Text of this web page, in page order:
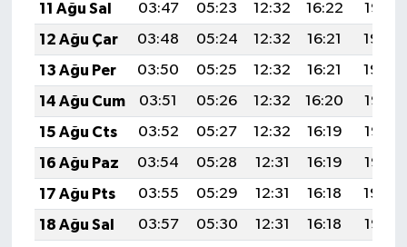
11 Ağu Sal
03:47 05:23 12:32 16:22
19:32
12 Ağu Çar
03:48 05:24 12:32 16:21
19:30
13 Ağu Per
03:50 05:25 12:32 16:21
19:29
14 Ağu Cum
03:51 05:26 12:32 16:20
19:28
15 Ağu Cts
03:52 05:27 12:32 16:19
19:26
16 Ağu Paz
03:54 05:28 12:31 16:19
19:25
17 Ağu Pts
03:55 05:29 12:31 16:18
19:24
18 Ağu Sal
03:57 05:30 12:31 16:18
19:22